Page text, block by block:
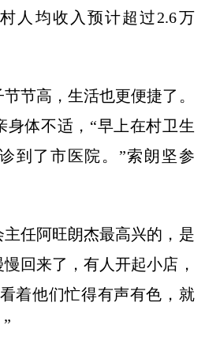
人均收入预计超过2.6万
高，生活也更便捷了。
身体不适，“早上在村卫生
到了市医院。”索朗坚参
任阿旺朗杰最高兴的，是
回来了，有人开起小店，
着他们忙得有声有色，就